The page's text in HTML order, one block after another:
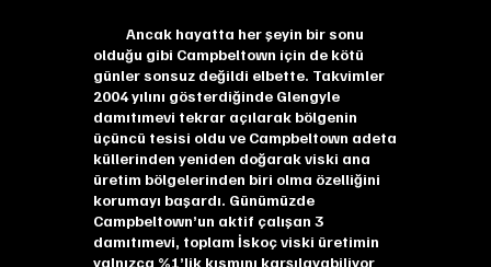
Ancak hayatta her şeyin bir sonu
olduğu gibi Campbeltown için de kötü
günler sonsuz değildi elbette. Takvimler
2004 yılını gösterdiğinde Glengyle
damıtımevi tekrar açılarak bölgenin
üçüncü tesisi oldu ve Campbeltown adeta
küllerinden yeniden doğarak viski ana
üretim bölgelerinden biri olma özelliğini
korumayı başardı. Günümüzde
Campbeltown’un aktif çalışan 3
damıtımevi, toplam İskoç viski üretimin
yalnızca %1’lik kısmını karşılayabiliyor